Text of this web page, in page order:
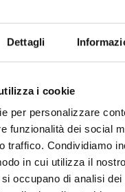
Dettagli
i cookie
per personalizzare
funzionalità dei social
traffico. Condividiamo
in cui utilizza il
occupano di analisi dei
dove mangiare,